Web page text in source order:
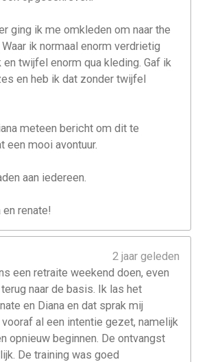
ging ik me omkleden om naar the
ik normaal enorm verdrietig
twijfel enorm qua kleding. Gaf ik
en heb ik dat zonder twijfel
meteen bericht om dit te
een mooi avontuur.
aan iedereen.
renate!
2 jaar geleden
een retraite weekend doen, even
naar de basis. Ik las het
en Diana en dat sprak mij
al een intentie gezet, namelijk
opnieuw beginnen. De ontvangst
De training was goed